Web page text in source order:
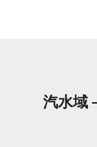
汽水域